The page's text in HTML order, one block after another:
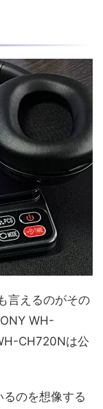
言えるのがその
WH-
CH720Nは公
のを想像する